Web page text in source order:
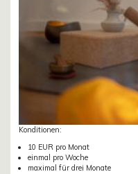
Konditionen:
10 EUR pro Monat
einmal pro Woche
maximal für drei Monate